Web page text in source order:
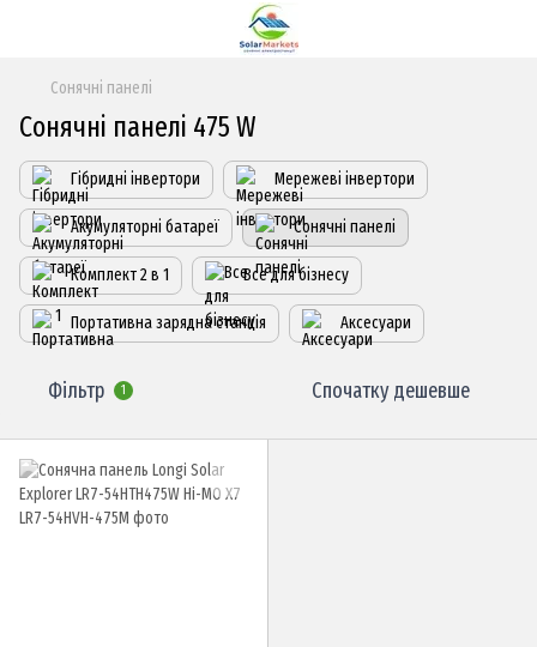
Сонячні панелі
Сонячні панелі 475 W
Гібридні інвертори Мережеві інвертори
Акумуляторні батареї Сонячні панелі
Комплект 2 в 1 Все для бізнесу
Портативна зарядна станція Аксесуари
Фільтр 1 Спочатку дешевше